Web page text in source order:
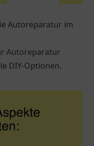
Autoreparatur im
Autoreparatur
DIY-Optionen.